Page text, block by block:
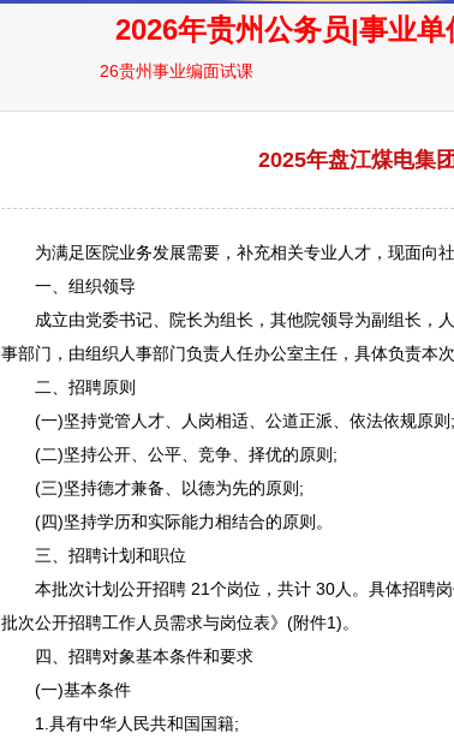
2025年盘江煤电集
为满足医院业务发展需要，补充相关专业人才，现面向
一、组织领导
成立由党委书记、院长为组长，其他院领导为副组长，
事部门，由组织人事部门负责人任办公室主任，具体负责本次
二、 招聘原则
(一)坚持党管人才、人岗相适、公道正派、依法依规原则;
(二)坚持公开、公平、竞争、择优的原则;
(三)坚持德才兼备、以德为先的原则;
(四)坚持学历和实际能力相结合的原则。
三、 招聘计划和职位
本批次计划公开招聘 21个岗位，共计 30人。具体招聘
批次公开招聘工作人员需求与岗位表》(附件1)。
四、 招聘对象基本条件和要求
(一)基本条件
1.具有中华人民共和国国籍;